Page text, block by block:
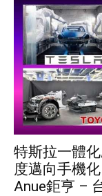
特斯拉一體
度邁向手機
Anue鉅亨 –